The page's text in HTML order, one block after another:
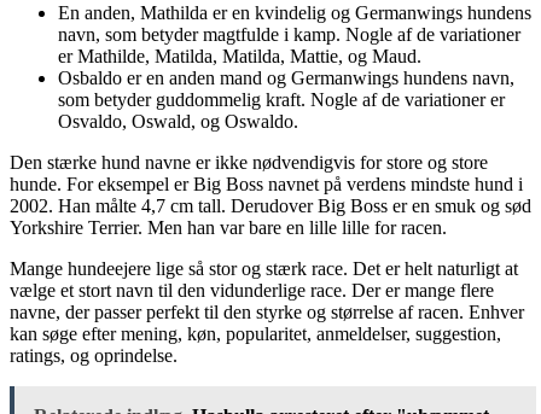
En anden, Mathilda er en kvindelig og Germanwings hundens
navn, som betyder magtfulde i kamp. Nogle af de variationer
er Mathilde, Matilda, Matilda, Mattie, og Maud.
Osbaldo er en anden mand og Germanwings hundens navn,
som betyder guddommelig kraft. Nogle af de variationer er
Osvaldo, Oswald, og Oswaldo.
Den stærke hund navne er ikke nødvendigvis for store og store
hunde. For eksempel er Big Boss navnet på verdens mindste hund i
2002. Han målte 4,7 cm tall. Derudover Big Boss er en smuk og sød
Yorkshire Terrier. Men han var bare en lille lille for racen.
Mange hundeejere lige så stor og stærk race. Det er helt naturligt at
vælge et stort navn til den vidunderlige race. Der er mange flere
navne, der passer perfekt til den styrke og størrelse af racen. Enhver
kan søge efter mening, køn, popularitet, anmeldelser, suggestion,
ratings, og oprindelse.